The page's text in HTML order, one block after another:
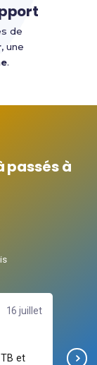
de
, une
.
passés à
2 juillet
J’ai